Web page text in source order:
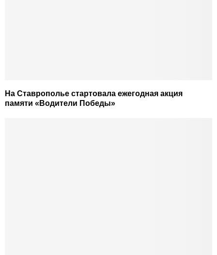
На Ставрополье стартовала ежегодная акция
памяти «Водители Победы»